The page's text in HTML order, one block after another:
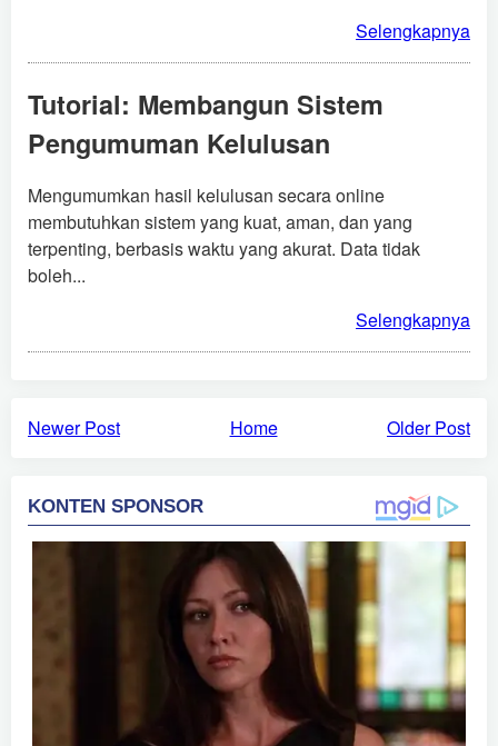
Selengkapnya
Tutorial: Membangun Sistem
Pengumuman Kelulusan
Mengumumkan hasil kelulusan secara online
membutuhkan sistem yang kuat, aman, dan yang
terpenting, berbasis waktu yang akurat. Data tidak
boleh...
Selengkapnya
Newer Post Older Post
Home